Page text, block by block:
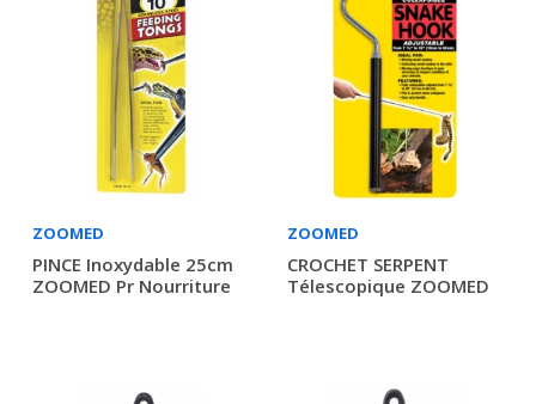
ZOOMED
PINCE Inoxydable 25cm
ZOOMED Pr Nourriture
ZOOMED
CROCHET SERPENT
Télescopique ZOOMED